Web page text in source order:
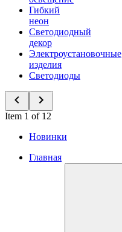
Гибкий
неон
Светодиодный
декор
Электроустановочные
изделия
Светодиоды
Item 1 of 12
Новинки
Главная